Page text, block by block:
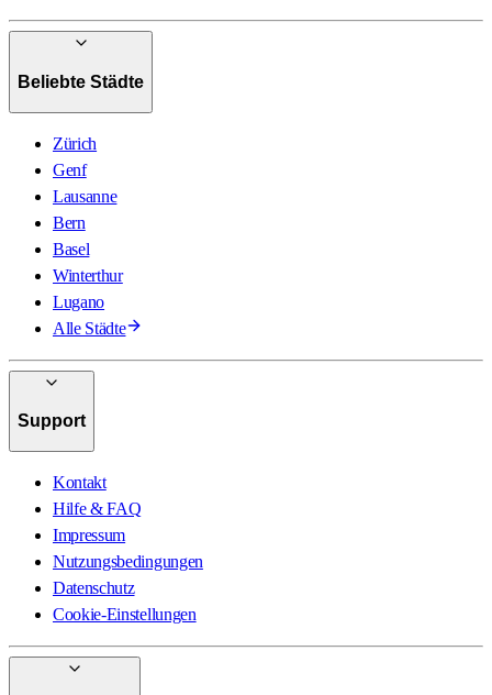
Beliebte Städte
Zürich
Genf
Lausanne
Bern
Basel
Winterthur
Lugano
Alle Städte
Support
Kontakt
Hilfe & FAQ
Impressum
Nutzungsbedingungen
Datenschutz
Cookie-Einstellungen